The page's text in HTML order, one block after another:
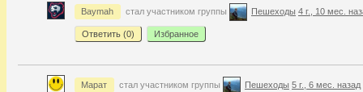
Baymah стал участником группы Пешеходы 4 г., 10 мес.
Ответить (0) Избранное
Марат стал участником группы Пешеходы 5 г., 6 мес. назад